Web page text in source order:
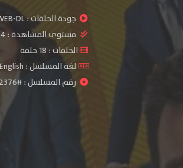
جودة الحلقات :DL
مستوي المشاهدة :
الحلقات : 18 حلقة
لغة المسلسل : English
رقم المسلسل : #292376